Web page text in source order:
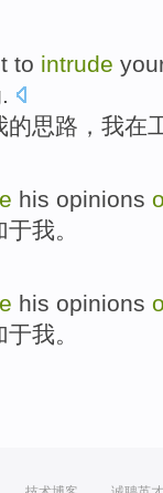
to intrude
.
的思路 ， 我在
his opinions
我。
his opinions
我。